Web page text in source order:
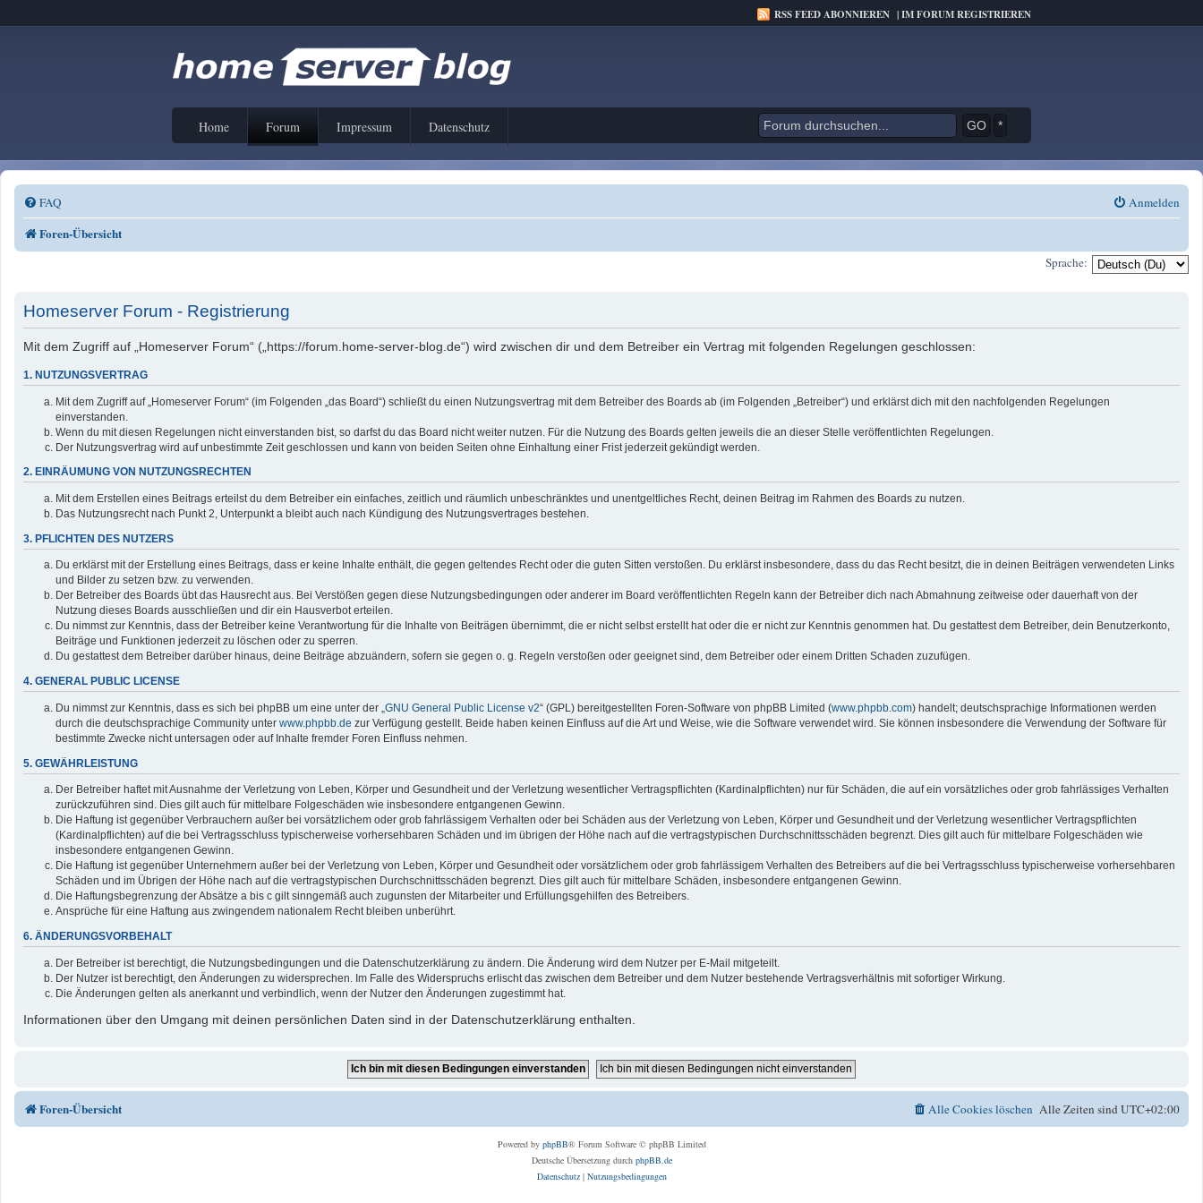
RSS FEED ABONNIEREN |IM FORUM REGISTRIEREN
Home Forum Impressum Datenschutz *
FAQ Anmelden
Foren-Übersicht
Sprache:
Homeserver Forum - Registrierung
Mit dem Zugriff auf „Homeserver Forum“ („https://forum.home-server-blog.de“) wird zwischen dir und dem Betreiber ein Vertrag mit folgenden Regelungen geschlossen:
1. NUTZUNGSVERTRAG
Mit dem Zugriff auf „Homeserver Forum“ (im Folgenden „das Board“) schließt du einen Nutzungsvertrag mit dem Betreiber des Boards ab (im Folgenden „Betreiber“) und erklärst dich mit den nachfolgenden Regelungen
einverstanden.
Wenn du mit diesen Regelungen nicht einverstanden bist, so darfst du das Board nicht weiter nutzen. Für die Nutzung des Boards gelten jeweils die an dieser Stelle veröffentlichten Regelungen.
Der Nutzungsvertrag wird auf unbestimmte Zeit geschlossen und kann von beiden Seiten ohne Einhaltung einer Frist jederzeit gekündigt werden.
2. EINRÄUMUNG VON NUTZUNGSRECHTEN
Mit dem Erstellen eines Beitrags erteilst du dem Betreiber ein einfaches, zeitlich und räumlich unbeschränktes und unentgeltliches Recht, deinen Beitrag im Rahmen des Boards zu nutzen.
Das Nutzungsrecht nach Punkt 2, Unterpunkt a bleibt auch nach Kündigung des Nutzungsvertrages bestehen.
3. PFLICHTEN DES NUTZERS
Du erklärst mit der Erstellung eines Beitrags, dass er keine Inhalte enthält, die gegen geltendes Recht oder die guten Sitten verstoßen. Du erklärst insbesondere, dass du das Recht besitzt, die in deinen Beiträgen verwendeten Links
und Bilder zu setzen bzw. zu verwenden.
Der Betreiber des Boards übt das Hausrecht aus. Bei Verstößen gegen diese Nutzungsbedingungen oder anderer im Board veröffentlichten Regeln kann der Betreiber dich nach Abmahnung zeitweise oder dauerhaft von der
Nutzung dieses Boards ausschließen und dir ein Hausverbot erteilen.
Du nimmst zur Kenntnis, dass der Betreiber keine Verantwortung für die Inhalte von Beiträgen übernimmt, die er nicht selbst erstellt hat oder die er nicht zur Kenntnis genommen hat. Du gestattest dem Betreiber, dein Benutzerkonto,
Beiträge und Funktionen jederzeit zu löschen oder zu sperren.
Du gestattest dem Betreiber darüber hinaus, deine Beiträge abzuändern, sofern sie gegen o. g. Regeln verstoßen oder geeignet sind, dem Betreiber oder einem Dritten Schaden zuzufügen.
4. GENERAL PUBLIC LICENSE
Du nimmst zur Kenntnis, dass es sich bei phpBB um eine unter der „ GNU General Public License v2“ (GPL) bereitgestellten Foren-Software von phpBB Limited (www.phpbb.com) handelt; deutschsprachige Informationen werden
durch die deutschsprachige Community unter www.phpbb.de zur Verfügung gestellt. Beide haben keinen Einfluss auf die Art und Weise, wie die Software verwendet wird. Sie können insbesondere die Verwendung der Software für
bestimmte Zwecke nicht untersagen oder auf Inhalte fremder Foren Einfluss nehmen.
5. GEWÄHRLEISTUNG
Der Betreiber haftet mit Ausnahme der Verletzung von Leben, Körper und Gesundheit und der Verletzung wesentlicher Vertragspflichten (Kardinalpflichten) nur für Schäden, die auf ein vorsätzliches oder grob fahrlässiges Verhalten
zurückzuführen sind. Dies gilt auch für mittelbare Folgeschäden wie insbesondere entgangenen Gewinn.
Die Haftung ist gegenüber Verbrauchern außer bei vorsätzlichem oder grob fahrlässigem Verhalten oder bei Schäden aus der Verletzung von Leben, Körper und Gesundheit und der Verletzung wesentlicher Vertragspflichten
(Kardinalpflichten) auf die bei Vertragsschluss typischerweise vorhersehbaren Schäden und im übrigen der Höhe nach auf die vertragstypischen Durchschnittsschäden begrenzt. Dies gilt auch für mittelbare Folgeschäden wie
insbesondere entgangenen Gewinn.
Die Haftung ist gegenüber Unternehmern außer bei der Verletzung von Leben, Körper und Gesundheit oder vorsätzlichem oder grob fahrlässigem Verhalten des Betreibers auf die bei Vertragsschluss typischerweise vorhersehbaren
Schäden und im Übrigen der Höhe nach auf die vertragstypischen Durchschnittsschäden begrenzt. Dies gilt auch für mittelbare Schäden, insbesondere entgangenen Gewinn.
Die Haftungsbegrenzung der Absätze a bis c gilt sinngemäß auch zugunsten der Mitarbeiter und Erfüllungsgehilfen des Betreibers.
Ansprüche für eine Haftung aus zwingendem nationalem Recht bleiben unberührt.
6. ÄNDERUNGSVORBEHALT
Der Betreiber ist berechtigt, die Nutzungsbedingungen und die Datenschutzerklärung zu ändern. Die Änderung wird dem Nutzer per E-Mail mitgeteilt.
Der Nutzer ist berechtigt, den Änderungen zu widersprechen. Im Falle des Widerspruchs erlischt das zwischen dem Betreiber und dem Nutzer bestehende Vertragsverhältnis mit sofortiger Wirkung.
Die Änderungen gelten als anerkannt und verbindlich, wenn der Nutzer den Änderungen zugestimmt hat.
Informationen über den Umgang mit deinen persönlichen Daten sind in der Datenschutzerklärung enthalten.
Foren-Übersicht Alle Zeiten sindUTC+02:00
Alle Cookies löschen
Powered by phpBB® Forum Software © phpBB Limited
Deutsche Übersetzung durch phpBB.de
Datenschutz| Nutzungsbedingungen